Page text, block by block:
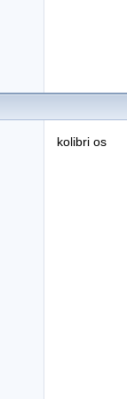
kolibri os